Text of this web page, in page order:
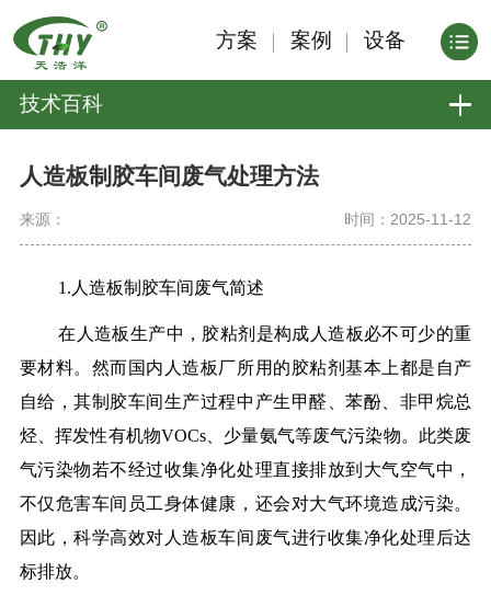
方案 案例 设备
技术百科
人造板制胶车间废气处理方法
来源： 时间：2025-11-12
1.人造板制胶车间废气简述
在人造板生产中，胶粘剂是构成人造板必不可少的重
要材料。然而国内人造板厂所用的胶粘剂基本上都是自产
自给，其制胶车间生产过程中产生甲醛、苯酚、非甲烷总
烃、挥发性有机物VOCs、少量氨气等废气污染物。此类废
气污染物若不经过收集净化处理直接排放到大气空气中，
不仅危害车间员工身体健康，还会对大气环境造成污染。
因此，科学高效对人造板车间废气进行收集净化处理后达
标排放。